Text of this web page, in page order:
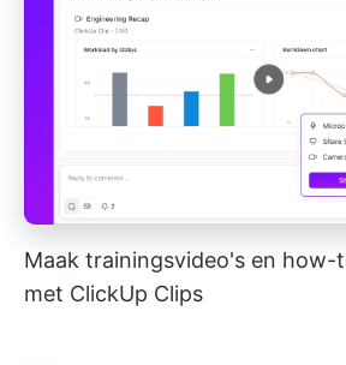
Maak trainingsvideo's en how-
met ClickUp Clips